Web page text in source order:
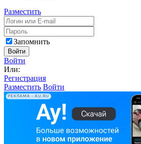
Разместить
Запомнить
Войти
Войти
Или:
Регистрация
Разместить Войти
РЕКЛАМА • AU.RU